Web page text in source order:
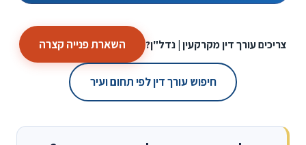
צריכים עורך דין מקרקעין | נדל"ן? השארת פנייה קצרה
חיפוש עורך דין לפי תחום ועיר